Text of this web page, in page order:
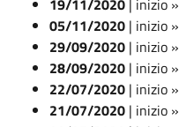
19/11/2020 | inizio »
05/11/2020 | inizio »
29/09/2020 | inizio »
28/09/2020 | inizio »
22/07/2020 | inizio »
21/07/2020 | inizio »